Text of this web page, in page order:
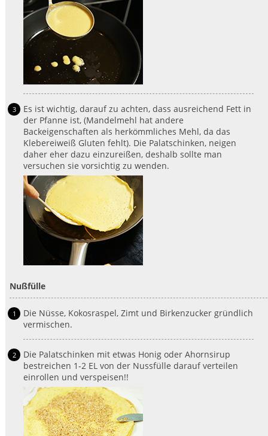
Es ist wichtig, darauf zu achten, dass ausreichend Fett in
der Pfanne ist, (Mandelmehl hat andere
Backeigenschaften als herkömmliches Mehl, da das
Klebereiweiß Gluten fehlt). Die Palatschinken, neigen
daher eher dazu einzureißen, deshalb sollte man
versuchen sie vorsichtig zu wenden.
Nußfülle
Die Nüsse, Kokosraspel, Zimt und Birkenzucker gründlich
vermischen.
Die Palatschinken mit etwas Honig oder Ahornsirup
bestreichen 1-2 EL von der Nussfülle darauf verteilen
einrollen und verspeisen!!